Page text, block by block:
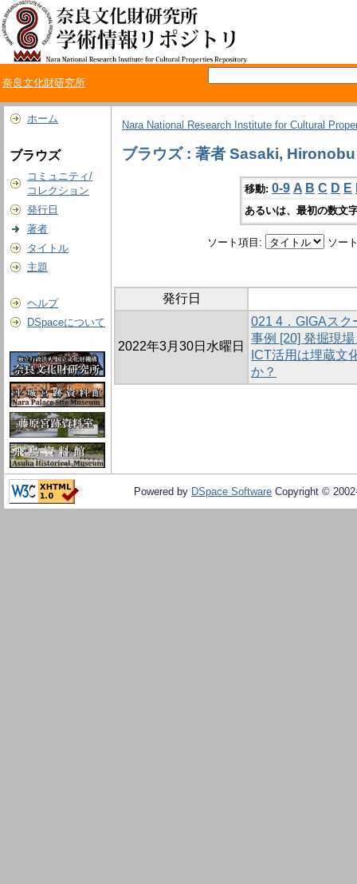
奈良文化財研究所
ホーム
ブラウズ
コミュニティ/
コレクション
発行日
著者
タイトル
主題
ヘルプ
DSpaceについて
Nara National Research Institute for Cultural
ブラウズ : 著者 Sasaki, Hironobu
移動: 0-9 A B C D E
あるいは、最初の数文
ソート項目: ソー
発行日
2022年3月30日水曜日
021 4．GIGAス
事例 [20] 発掘現
ICT活用は埋蔵文
か？
Powered by DSpace Software Copyright ©